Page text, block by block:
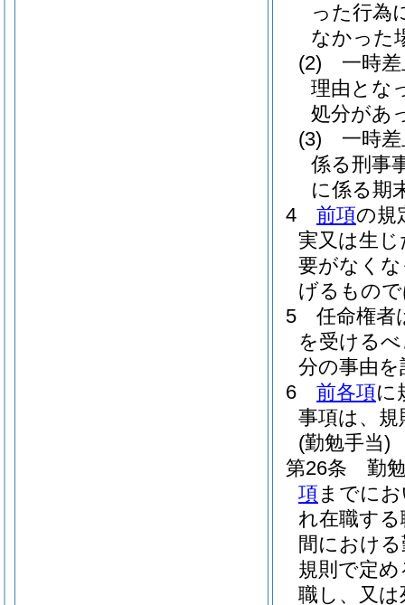
った行為
なかった
(2)
一時
理由とな
処分があ
(3)
一時
係る刑事
に係る期
4
前項の規
実又は生
要がなく
げるもの
5
任命権者
を受ける
分の事由
6
前各項に
事項は、
(勤勉手当)
第26条
勤
項 までに
れ在職す
間におけ
規則で定
職し、又